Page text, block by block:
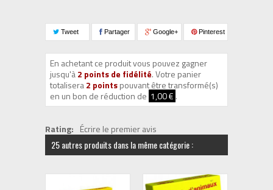
Tweet Partager Google+ Pinterest
En achetant ce produit vous pouvez gagner
jusqu'à2 points de fidélité. Votre panier
totalisera2 pointspouvant être transformé(s)
en un bon de réduction de 1,00 € .
Rating: Écrire le premier avis
25 autres produits dans la même catégorie :